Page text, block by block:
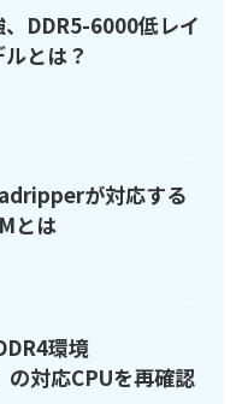
、DDR5-6000低レイ
とは？
が対応する
とは
環境
の対応CPUを再確認